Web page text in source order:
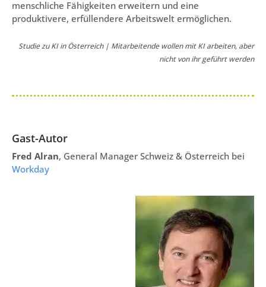
menschliche Fähigkeiten erweitern und eine
produktivere, erfüllendere Arbeitswelt ermöglichen.
Studie zu KI in Österreich | Mitarbeitende wollen mit KI arbeiten, aber
nicht von ihr geführt werden
Gast-Autor
Fred Alran, General Manager Schweiz & Österreich bei
Workday